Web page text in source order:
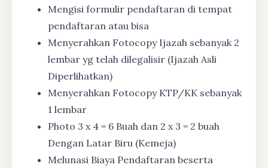
Mengisi formulir pendaftaran di tempat
pendaftaran atau bisa
Menyerahkan Fotocopy Ijazah sebanyak 2
lembar yg telah dilegalisir (Ijazah Asli
Diperlihatkan)
Menyerahkan Fotocopy KTP/KK sebanyak
1 lembar
Photo 3 x 4 = 6 Buah dan 2 x 3 = 2 buah
Dengan Latar Biru (Kemeja)
Melunasi Biaya Pendaftaran beserta